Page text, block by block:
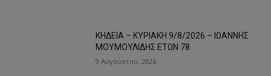
ΚΗΔΕΙΑ – ΚΥΡΙΑΚΗ 9/8/2026 – ΙΩΑΝΝΗΣ
ΜΟΥΜΟΥΛΙΔΗΣ ΕΤΩΝ 78
9 Αυγούστου, 2026